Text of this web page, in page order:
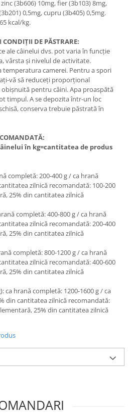
(3b606) 10mg, fier (3b103) 8mg,
0,5mg, cupru (3b405) 0,5mg.
kcal/kg.
DE PĂSTRARE:
ale câinelui dvs. pot varia în funcţie
vârsta şi nivelul de activitate.
temperatura camerei. Pentru a spori
vă să reduceţi proporţional
pentru câini. Apa proaspătă
timpul. A se depozita într-un loc
conserva trebuie păstrată în
în kg=cantitatea de produs
completă: 200-400 g / ca hrană
zilnică recomandată: 100-200
25% din cantitatea zilnică
completă: 400-800 g / ca hrană
zilnică recomandată: 200-400
25% din cantitatea zilnică
completă: 800-1200 g / ca hrană
zilnică recomandată: 400-600
25% din cantitatea zilnică
ca hrană completă: 1200-1600 g / ca
din cantitatea zilnică recomandată:
25% din cantitatea zilnică